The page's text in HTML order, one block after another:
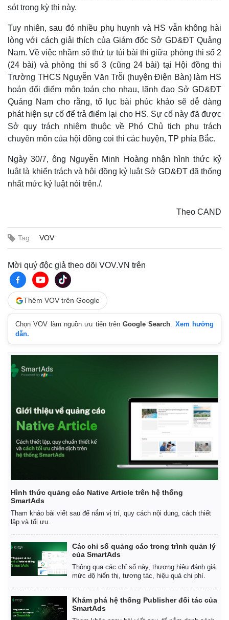
Thế giới
Quan sát
Cuộc sống đó đây
Multimedia
sót trong kỳ thi này.
Tuy nhiên, sau đó nhiều phụ huynh và HS vẫn không hài
lòng với cách giải thích của Giám đốc Sở GD&ĐT Quảng
Nam. Về việc nhầm số thứ tự túi bài thi giữa phòng thi số 2
(24 bài) và phòng thi số 3 (cũng 24 bài) tại Hội đồng thi
Trường THCS Nguyễn Văn Trỗi (huyện Điện Bàn) làm HS
hoán đổi điểm môn toán cho nhau, lãnh đạo Sở GD&ĐT
Quảng Nam cho rằng, tổ lục bài phúc khảo sẽ dễ dàng
phát hiện sự cố để trả điểm lại cho HS. Sự cố này đã được
Sở quy trách nhiệm thuộc về Phó Chủ tịch phụ trách
chuyên môn của hội đồng coi thi các huyện, TP phía Bắc.
Ngày 30/7, ông Nguyễn Minh Hoàng nhận hình thức kỷ
luật là khiển trách và hội đồng kỷ luật Sở GD&ĐT đã thống
nhất mức kỷ luật nói trên./.
Theo CAND
Tag: VOV
Mời quý độc giả theo dõi VOV.VN trên
Thêm VOV trên Google
Chọn VOV làm nguồn ưu tiên trênGoogle Search. Xem hướng
dẫn.
Hình thức quảng cáo Native Article trên hệ thống
SmartAds
Tham khảo bài viết sau để nắm vị trí, quy cách nội dung, cách thiết
lập và tối ưu.
Các chỉ số quảng cáo trong trình quản lý
của SmartAds
Thông qua các chỉ số này, thương hiệu đánh giá
mức độ hiển thị, tương tác, hiệu quả chi phí.
Khám phá hệ thống Publisher đối tác của
SmartAds